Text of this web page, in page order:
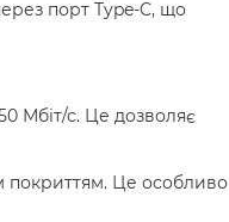
порт Type-C, що
Мбіт/с. Це дозволяє
покриттям. Це особливо